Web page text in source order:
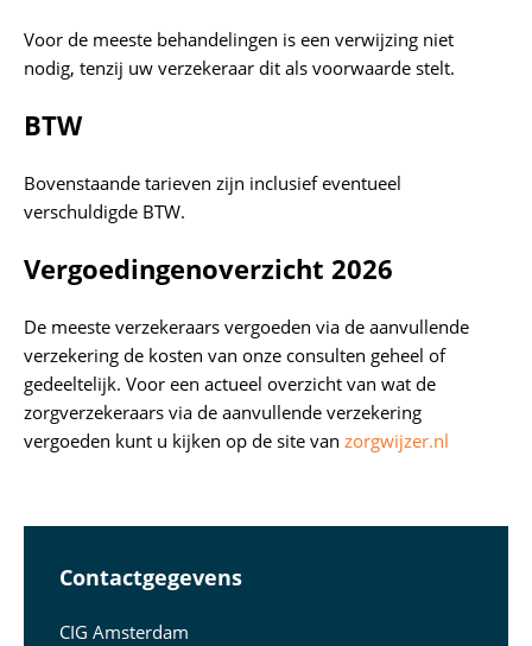
Voor de meeste behandelingen is een verwijzing niet
nodig, tenzij uw verzekeraar dit als voorwaarde stelt.
BTW
Bovenstaande tarieven zijn inclusief eventueel
verschuldigde BTW.
Vergoedingenoverzicht 2026
De meeste verzekeraars vergoeden via de aanvullende
verzekering de kosten van onze consulten geheel of
gedeeltelijk. Voor een actueel overzicht van wat de
zorgverzekeraars via de aanvullende verzekering
vergoeden kunt u kijken op de site van zorgwijzer.nl
Contactgegevens
CIG Amsterdam